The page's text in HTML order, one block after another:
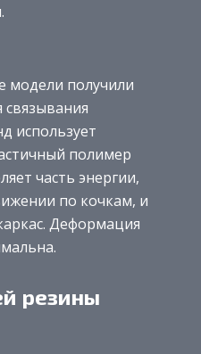
модели получили
связывания
использует
полимер
часть энергии,
по кочкам, и
Деформация
резины